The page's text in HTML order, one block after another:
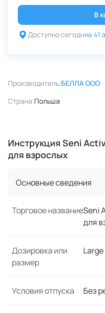
В
Доступно сегодняв 41
Производитель:БЕЛЛА ООО
Страна:Польша
Инструкция Seni
для взрослых
Основные сведения
Торговое названиеSeni
для
Дозировка или
размер
Large
Условия отпуска Без